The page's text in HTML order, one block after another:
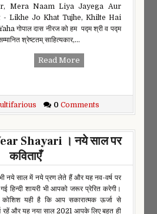
Mera Naam Liya Jayega Aur
- Likhe Jo Khat Tujhe, Khilte Hai
गोपाल दास नीरज को हम पद्म श्री व पद्म
श्रेष्टतम् साहित्यकार,...
Read More
0 Comments
Shayari । नये साल पर
कविताएँ
नये साल में नये प्रण लेते हैं और यह नव-वर्ष पर
हिन्दी शायरी भी आपको जरूर प्रेरित करेगी।
कोशिश यही है कि आप सकारात्मक ऊर्जा से
रहें और यह नया साल 2021 आपके लिए बहुत ही